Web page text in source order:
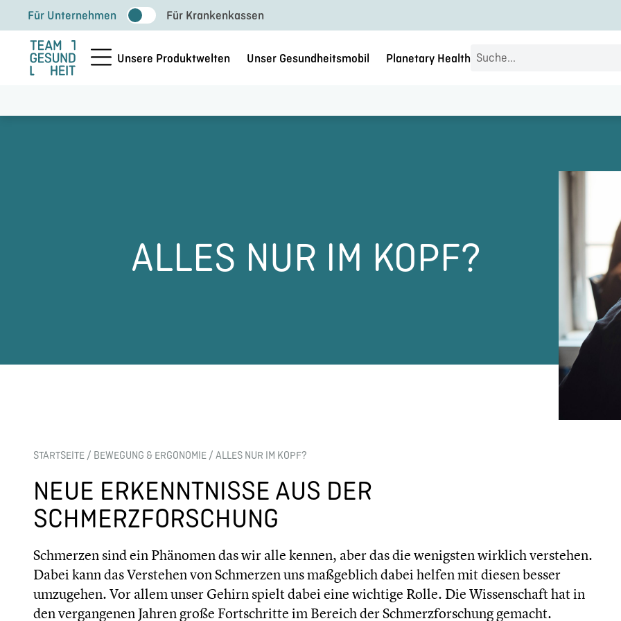
Inhalt
springen
Für Unternehmen Für Krankenkassen
Unsere Produktwelten Unser Gesundheitsmobil Planetary Health Search
ALLES NUR IM KOPF?
STARTSEITE / BEWEGUNG & ERGONOMIE / ALLES NUR IM KOPF?
NEUE ERKENNTNISSE AUS DER
SCHMERZFORSCHUNG
Schmerzen sind ein Phänomen das wir alle kennen, aber das die wenigsten wirklich verstehen.
Dabei kann das Verstehen von Schmerzen uns maßgeblich dabei helfen mit diesen besser
umzugehen. Vor allem unser Gehirn spielt dabei eine wichtige Rolle. Die Wissenschaft hat in
den vergangenen Jahren große Fortschritte im Bereich der Schmerzforschung gemacht.